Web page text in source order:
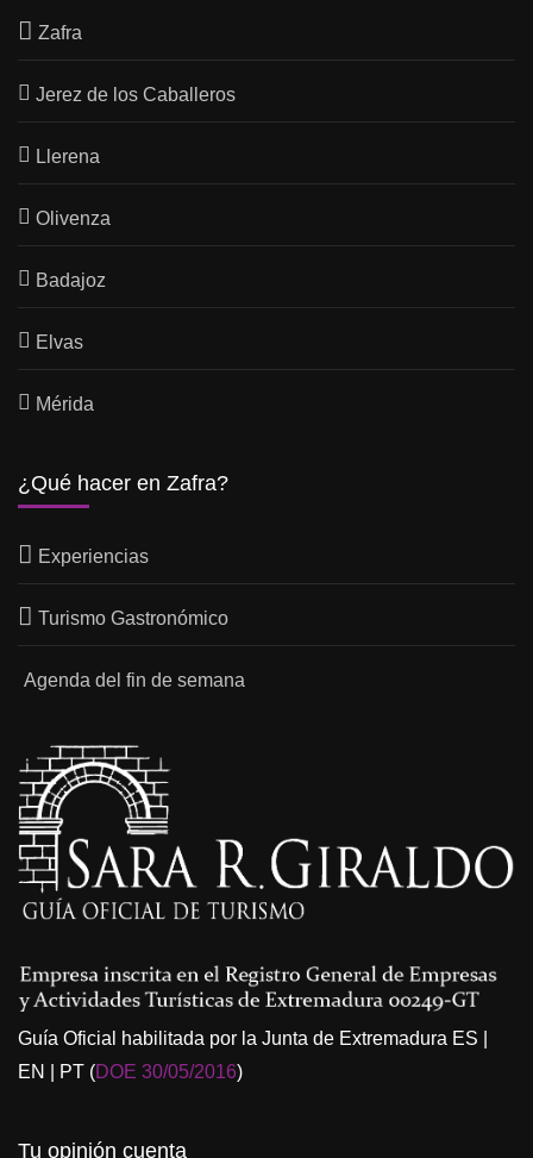
Zafra
Jerez de los Caballeros
Llerena
Olivenza
Badajoz
Elvas
Mérida
¿Qué hacer en Zafra?
Experiencias
Turismo Gastronómico
Agenda del fin de semana
Guía Oficial habilitada por la Junta de Extremadura ES |
EN | PT (DOE 30/05/2016)
Tu opinión cuenta